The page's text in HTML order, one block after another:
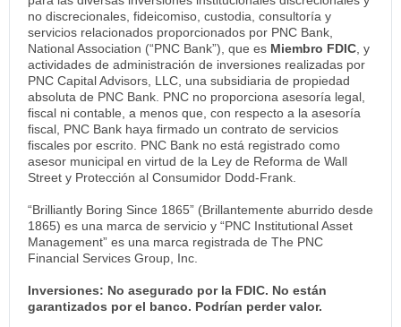
no discrecionales, fideicomiso, custodia, consultoría y
servicios relacionados proporcionados por PNC Bank,
National Association (“PNC Bank”), que es Miembro FDIC, y
actividades de administración de inversiones realizadas por
PNC Capital Advisors, LLC, una subsidiaria de propiedad
absoluta de PNC Bank. PNC no proporciona asesoría legal,
fiscal ni contable, a menos que, con respecto a la asesoría
fiscal, PNC Bank haya firmado un contrato de servicios
fiscales por escrito. PNC Bank no está registrado como
asesor municipal en virtud de la Ley de Reforma de Wall
Street y Protección al Consumidor Dodd-Frank.
“Brilliantly Boring Since 1865” (Brillantemente aburrido desde
1865) es una marca de servicio y “PNC Institutional Asset
Management” es una marca registrada de The PNC
Financial Services Group, Inc.
Inversiones: No asegurado por la FDIC. No están
garantizados por el banco. Podrían perder valor.